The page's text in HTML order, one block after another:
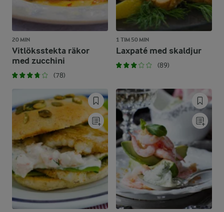
20 MIN
Vitlöksstekta räkor
med zucchini
(78)
1 TIM 50 MIN
Laxpaté med skaldjur
(89)